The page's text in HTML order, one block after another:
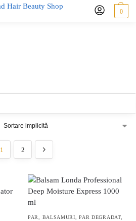
0
1 2
PAR BALSAMURI ,PAR DEGRADAT,